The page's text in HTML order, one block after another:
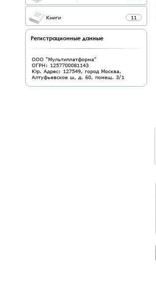
Книги 11
Регистрационные данные
ООО "Мультиплатформа"
ОГРН: 1257700081143
Юр. Адрес: 127549, город Москва,
Алтуфьевское ш, д. 60, помещ. 3/1